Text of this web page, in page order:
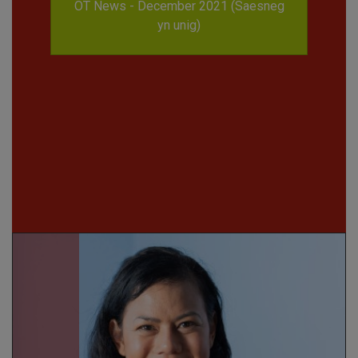
OT News - December 2021 (Saesneg
yn unig)
Canolfan Therapi
Gofal Cymhleth yn
y Gymuned